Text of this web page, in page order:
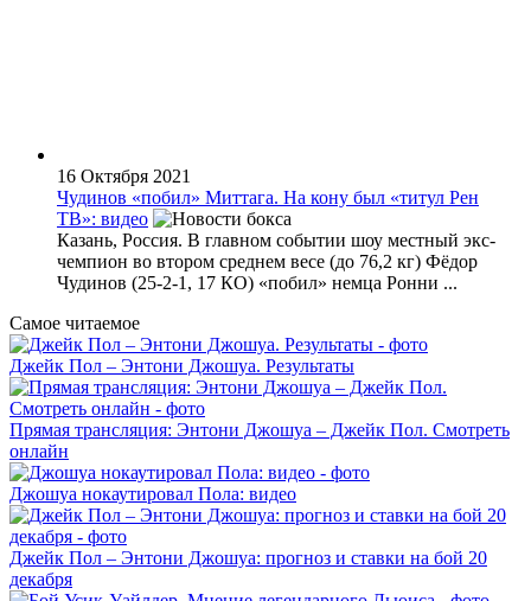
16 Октября 2021
Чудинов «побил» Миттага. На кону был «титул Рен
ТВ»: видео
Казань, Россия. В главном событии шоу местный экс-
чемпион во втором среднем весе (до 76,2 кг) Фёдор
Чудинов (25-2-1, 17 КО) «побил» немца Ронни ...
Самое читаемое
Джейк Пол – Энтони Джошуа. Результаты
Прямая трансляция: Энтони Джошуа – Джейк Пол. Смотреть
онлайн
Джошуа нокаутировал Пола: видео
Джейк Пол – Энтони Джошуа: прогноз и ставки на бой 20
декабря